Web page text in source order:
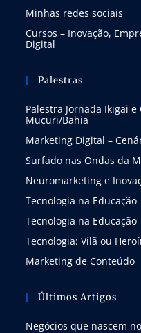
Minhas redes sociais
Cursos – Inovação,
Digital
Palestras
Palestra Jornada Ikigai
Mucuri/Bahia
Marketing Digital –
Surfado nas Ondas da
Neuromarketing e
Tecnologia na Educação
Tecnologia na
Tecnologia: Vilã ou
Marketing de Conteúdo
Últimos Artigos
Negócios que nascem